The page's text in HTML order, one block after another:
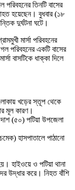
পরিবহনের তিনটি বাসের
হয়েছেন। বুধবার (১৮
দুর্ঘটনা ঘটে।
মার্সা পরিবহনের
পরিবহনের একটি বাসের
বাসটিকে ধাক্কা দিলে
খড়ের স্তূপ থেকে
মূল কারণ।
(৫০) পটিয়া উপজেলা
হাসপাতালে পাঠানো
হাইওয়ে ও পটিয়া থানা
উদ্ধার করে। নিহত বাঁশি